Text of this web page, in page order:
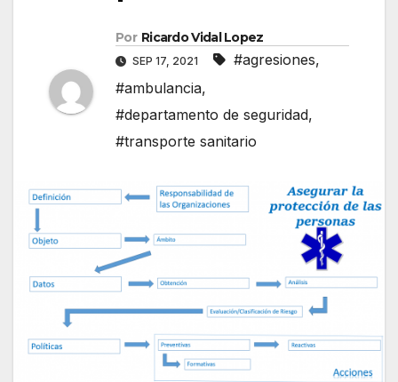
Por Ricardo Vidal Lopez
SEP 17, 2021 #agresiones,
#ambulancia,
#departamento de seguridad,
#transporte sanitario